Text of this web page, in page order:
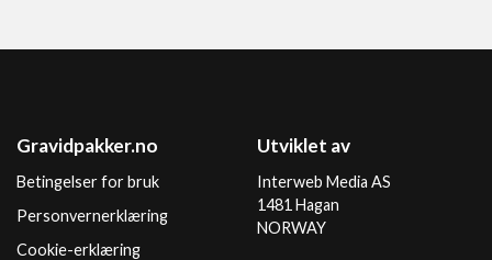
Gravidpakker.no
Betingelser for bruk
Personvernerklæring
Cookie-erklæring
Utviklet av
Interweb Media AS
1481 Hagan
NORWAY